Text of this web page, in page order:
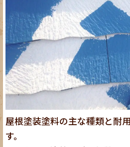
屋根塗装塗料の主な種類と耐
す。